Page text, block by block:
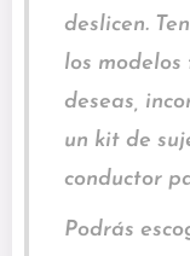
deslicen.
los
deseas,
un kit de
conductor
Podrás